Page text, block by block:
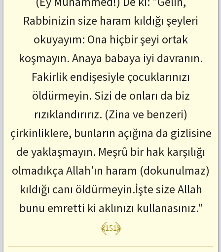
Rabbinizin size haram kıldığı şeyleri
okuyayım: Ona hiçbir şeyi ortak
koşmayın. Anaya babaya iyi davranın.
Fakirlik endişesiyle çocuklarınızı
öldürmeyin. Sizi de onları da biz
rızıklandırırız. (Zina ve benzeri)
çirkinliklere, bunların açığına da gizlisine
de yaklaşmayın. Meşrû bir hak karşılığı
olmadıkça Allah'ın haram (dokunulmaz)
kıldığı canı öldürmeyin.İşte size Allah
bunu emretti ki aklınızı kullanasınız."
﴾151﴿